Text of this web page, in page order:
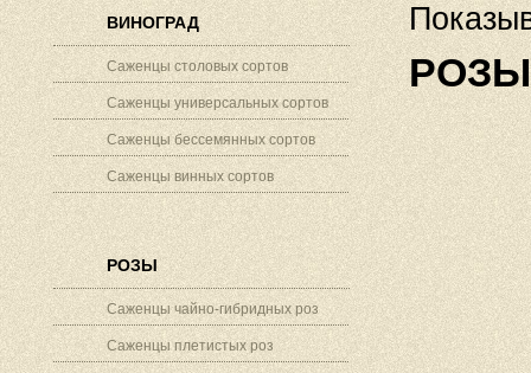
ВИНОГРАД
Саженцы столовых сортов
Саженцы универсальных сортов
Саженцы бессемянных сортов
Саженцы винных сортов
РОЗЫ
Саженцы чайно-гибридных роз
Саженцы плетистых роз
РОЗЫ